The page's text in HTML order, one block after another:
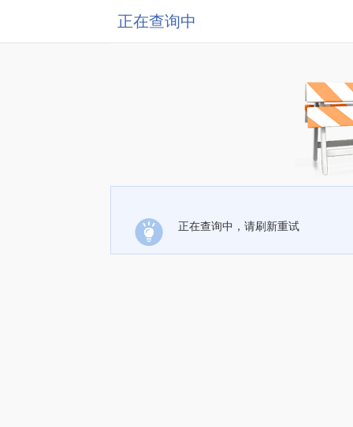
正在查询中
正在查询中，请刷新重试